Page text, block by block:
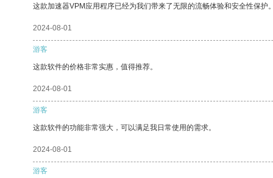
这款加速器VPM应用程序已经为我们带来了无限的流畅体验和安全性保护
2024-08-01
游客
这款软件的价格非常实惠，值得推荐。
2024-08-01
游客
这款软件的功能非常强大，可以满足我日常使用的需求。
2024-08-01
游客